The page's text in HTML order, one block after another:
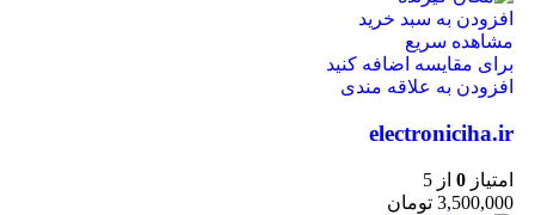
افزودن به سبد خرید
مشاهده سریع
برای مقایسه اضافه کنید
افزودن به علاقه مندی
electroniciha.ir
امتیاز 0 از 5
3,500,000 تومان